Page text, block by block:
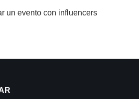
un evento con influencers